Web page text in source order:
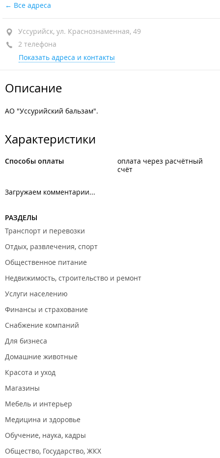
Все адреса
Уссурийск, ул. Краснознаменная, 49
2 телефона
Показать адреса и контакты
Описание
АО "Уссурийский бальзам".
Характеристики
Способы оплаты
оплата через расчётный
счёт
Загружаем комментарии...
РАЗДЕЛЫ
Транспорт и перевозки
Отдых, развлечения, спорт
Общественное питание
Недвижимость, строительство и ремонт
Услуги населению
Финансы и страхование
Снабжение компаний
Для бизнеса
Домашние животные
Красота и уход
Магазины
Мебель и интерьер
Медицина и здоровье
Обучение, наука, кадры
Общество, Государство, ЖКХ